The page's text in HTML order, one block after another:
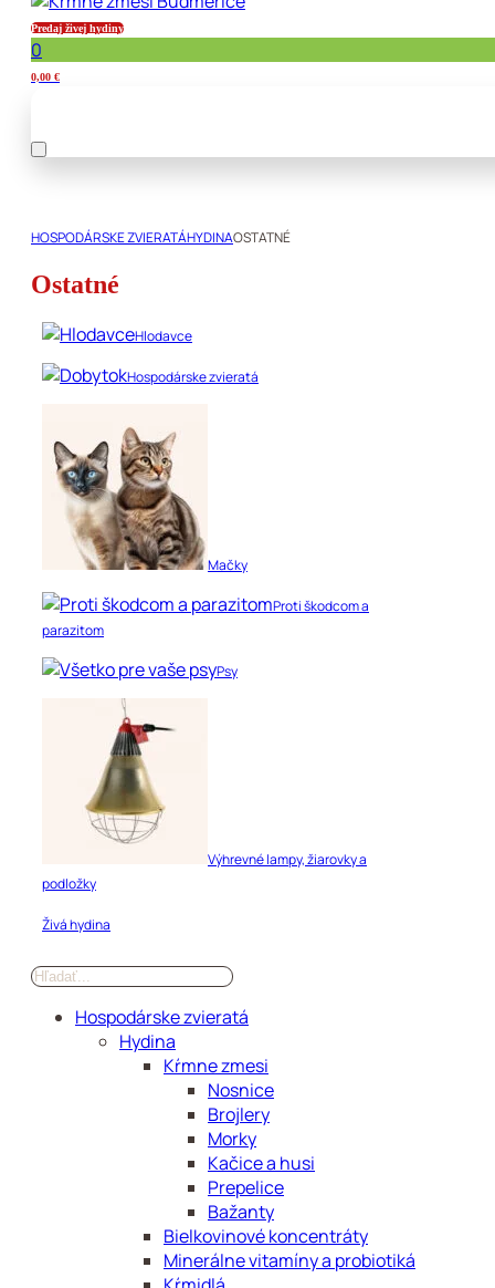
Predaj živej hydiny
0
0,00 €
HOSPODÁRSKE ZVIERATÁHYDINAOSTATNÉ
Ostatné
Hlodavce
Hospodárske zvieratá
Mačky
Proti škodcom a
parazitom
Psy
Výhrevné lampy, žiarovky a
podložky
Živá hydina
Hospodárske zvieratá
Hydina
Kŕmne zmesi
Nosnice
Brojlery
Morky
Kačice a husi
Prepelice
Bažanty
Bielkovinové koncentráty
Minerálne vitamíny a probiotiká